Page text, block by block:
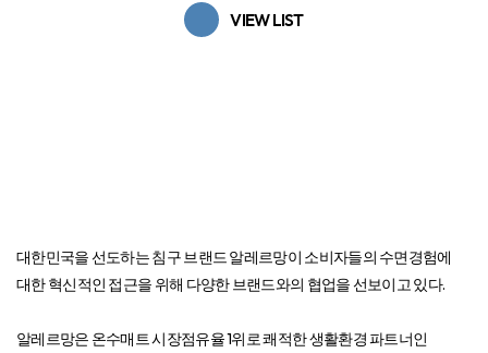
VIEW LIST
대한민국을 선도하는 침구 브랜드 알레르망이 소비자들의 수면경험에
대한 혁신적인 접근을 위해 다양한 브랜드와의 협업을 선보이고 있다.
알레르망은 온수매트 시장점유율 1위로 쾌적한 생활환경 파트너인